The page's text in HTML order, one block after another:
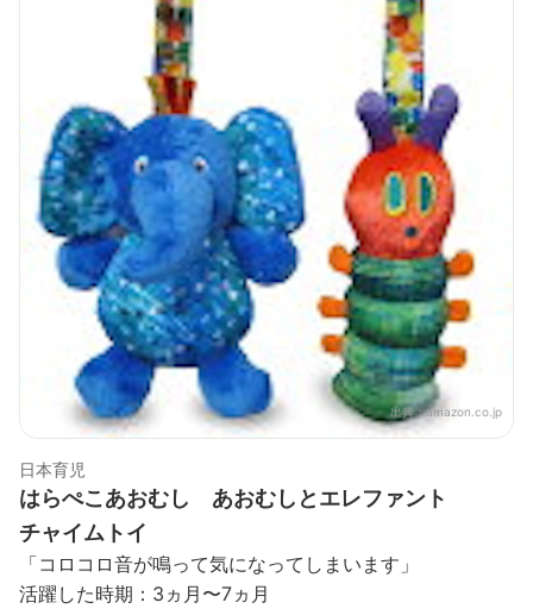
出典：amazon.co.jp
日本育児
はらぺこあおむし あおむしとエレファント
チャイムトイ
「コロコロ音が鳴って気になってしまいます」
活躍した時期：3ヵ月〜7ヵ月